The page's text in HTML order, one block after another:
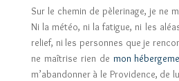
Sur le chemin de pèlerinage, je ne
Ni la météo, ni la fatigue, ni les
relief, ni les personnes que je
ne maîtrise rien de mon
m’abandonner à le Providence, de